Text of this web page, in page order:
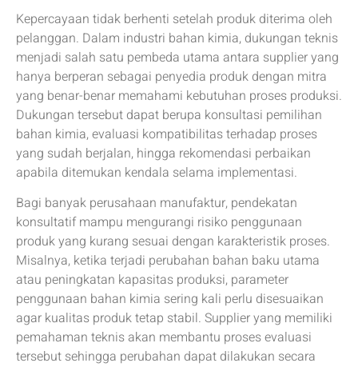
Kepercayaan tidak berhenti setelah produk diterima oleh
pelanggan. Dalam industri bahan kimia, dukungan teknis
menjadi salah satu pembeda utama antara supplier yang
hanya berperan sebagai penyedia produk dengan mitra
yang benar-benar memahami kebutuhan proses produksi.
Dukungan tersebut dapat berupa konsultasi pemilihan
bahan kimia, evaluasi kompatibilitas terhadap proses
yang sudah berjalan, hingga rekomendasi perbaikan
apabila ditemukan kendala selama implementasi.
Bagi banyak perusahaan manufaktur, pendekatan
konsultatif mampu mengurangi risiko penggunaan
produk yang kurang sesuai dengan karakteristik proses.
Misalnya, ketika terjadi perubahan bahan baku utama
atau peningkatan kapasitas produksi, parameter
penggunaan bahan kimia sering kali perlu disesuaikan
agar kualitas produk tetap stabil. Supplier yang memiliki
pemahaman teknis akan membantu proses evaluasi
tersebut sehingga perubahan dapat dilakukan secara